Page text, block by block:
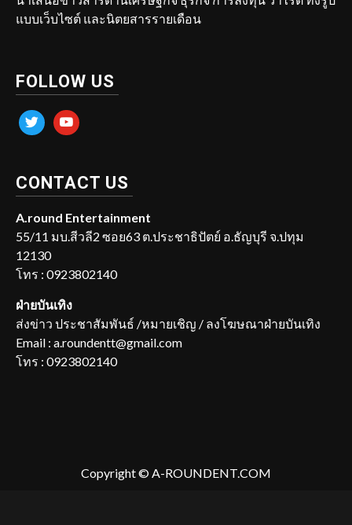
แบบเว็บไซต์ และนิตยสารรายเดือน
FOLLOW US
twitter youtube
CONTACT US
A.round Entertainment
55/11 มบ.สีวลี2 ซอย63 ต.ประชาธิปัตย์ อ.ธัญบุรี จ.ปทุม
12130
โทร : 0923802140
ฝ่ายบันเทิง
ส่งข่าว ประชาสัมพันธ์ /หมายเชิญ / ลงโฆษณาฝ่ายบันเทิง
Email : a.roundentt@gmail.com
โทร : 0923802140
Copyright © A-ROUNDENT.COM